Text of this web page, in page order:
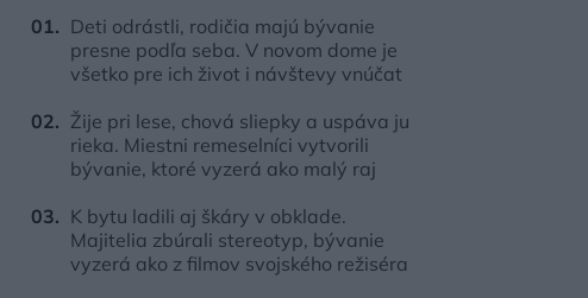
Deti odrástli, rodičia majú bývanie
presne podľa seba. V novom dome je
všetko pre ich život i návštevy vnúčat
Žije pri lese, chová sliepky a uspáva ju
rieka. Miestni remeselníci vytvorili
bývanie, ktoré vyzerá ako malý raj
K bytu ladili aj škáry v obklade.
Majitelia zbúrali stereotyp, bývanie
vyzerá ako z filmov svojského režiséra